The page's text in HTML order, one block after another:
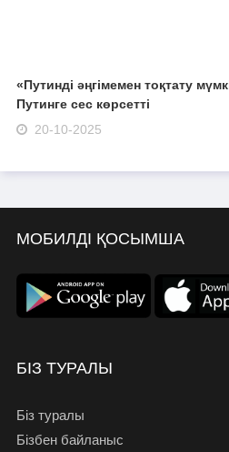
«Путинді әңгімемен тоқтату
Путинге сес көрсетті
20-10-2025
МОБИЛДІ ҚОСЫМША
БІЗ ТУРАЛЫ
Біз туралы
Бізбен байланыс